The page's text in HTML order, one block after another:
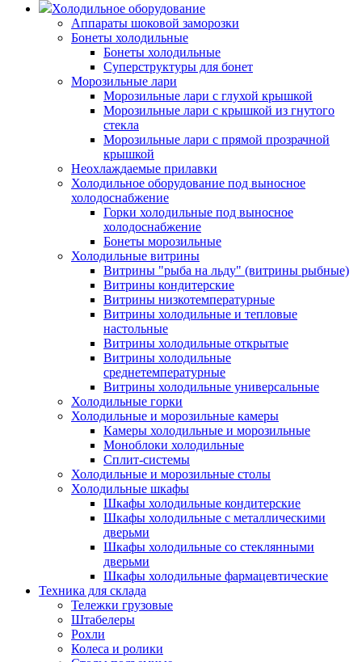
Холодильное оборудование
Аппараты шоковой заморозки
Бонеты холодильные
Бонеты холодильные
Суперструктуры для бонет
Морозильные лари
Морозильные лари с глухой крышкой
Морозильные лари с крышкой из гнутого
стекла
Морозильные лари с прямой прозрачной
крышкой
Неохлаждаемые прилавки
Холодильное оборудование под выносное
холодоснабжение
Горки холодильные под выносное
холодоснабжение
Бонеты морозильные
Холодильные витрины
Витрины "рыба на льду" (витрины рыбные)
Витрины кондитерские
Витрины низкотемпературные
Витрины холодильные и тепловые
настольные
Витрины холодильные открытые
Витрины холодильные
среднетемпературные
Витрины холодильные универсальные
Холодильные горки
Холодильные и морозильные камеры
Камеры холодильные и морозильные
Моноблоки холодильные
Сплит-системы
Холодильные и морозильные столы
Холодильные шкафы
Шкафы холодильные кондитерские
Шкафы холодильные с металлическими
дверьми
Шкафы холодильные со стеклянными
дверьми
Шкафы холодильные фармацевтические
Техника для склада
Тележки грузовые
Штабелеры
Рохли
Колеса и ролики